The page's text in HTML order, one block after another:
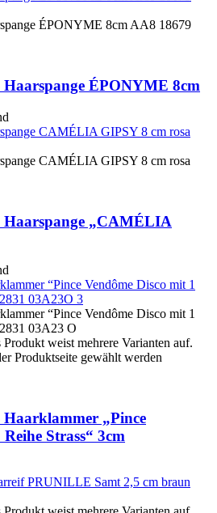
ÉPONYME 8cm
Haarspange „CAMÉLIA
Produkt weist mehrere Varianten auf.
Produktseite gewählt werden
Haarklammer „Pince
Strass“ 3cm